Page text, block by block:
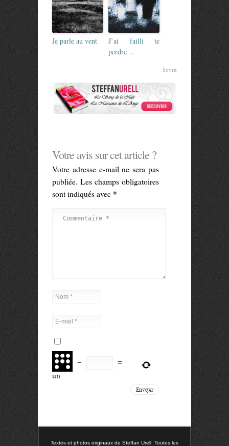
Je parle au vent
J’ai failli te
perdre…
Sovrn
Votre avis sur cet article ?
Votre adresse e-mail ne sera pas
publiée. Les champs obligatoires
sont indiqués avec *
−
=
un
Textes et photos originaux de Steffan Urell. Toutes les